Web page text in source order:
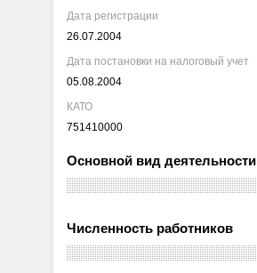
Дата регистрации
26.07.2004
Дата постановки на налоговый учет
05.08.2004
КАТО
751410000
Основной вид деятельности
Численность работников